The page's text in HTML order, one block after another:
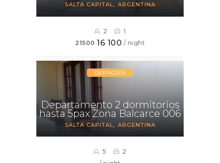
SALTA CAPITAL ARGENTINA
2
1
21500 16 100 / night
DESTACADA
Departamento 2 dormitorios
hasta 5pax Zona Balcarce 006
SALTA CAPITAL ARGENTINA
5
2